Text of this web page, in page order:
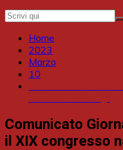
Home
2023
Marzo
10
Comunicato
il XIX congresso